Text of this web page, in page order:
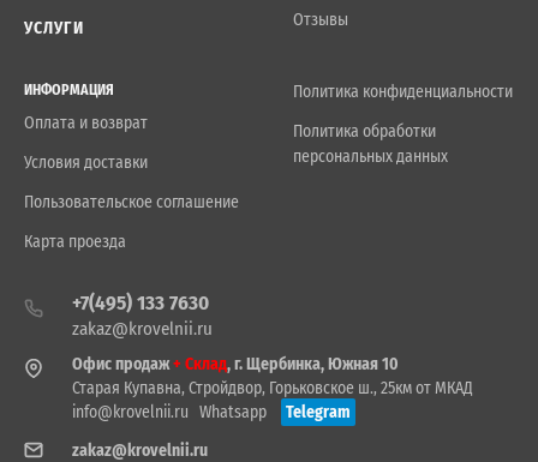
УСЛУГИ
Отзывы
ИНФОРМАЦИЯ
Оплата и возврат
Условия доставки
Пользовательское соглашение
Карта проезда
Политика конфиденциальности
Политика обработки
персональных данных
+7(495) 133 7630
zakaz@krovelnii.ru
Офис продаж+ Склад, г. Щербинка, Южная 10
Старая Купавна, Стройдвор, Горьковское ш., 25км от МКАД
info@krovelnii.ru Whatsapp
Telegram
zakaz@krovelnii.ru